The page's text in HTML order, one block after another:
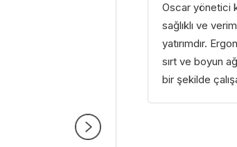
Oscar yönetici
sağlıklı ve
yatırımdır.
sırt ve boyun
bir şekilde